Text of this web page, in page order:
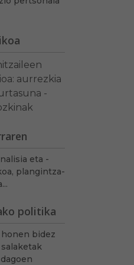
aurrezkia
-
eta -
plangintza-
politika
bidez